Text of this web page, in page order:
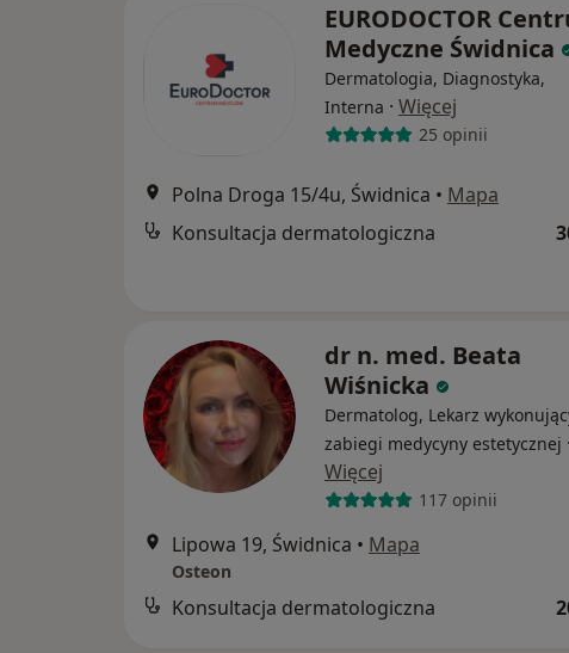
EURODOCTOR
Medyczne Świdnica
Dermatologia, Diagnostyka,
Interna · Więcej
25 opinii
Polna Droga 15/4u, Świdnica • Mapa
Konsultacja dermatologiczna
dr n. med. Beata
Wiśnicka
Dermatolog, Lekarz
zabiegi medycyny estetycznej ·
Więcej
117 opinii
Lipowa 19, Świdnica • Mapa
Osteon
Konsultacja dermatologiczna